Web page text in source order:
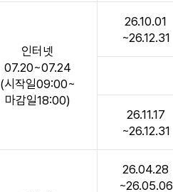
인터넷
07.20~07.24
(시작일09:00~
마감일18:00)
26.10.01
~26.12.31
26.11.17
~26.12.31
26.04.28
~26.05.06